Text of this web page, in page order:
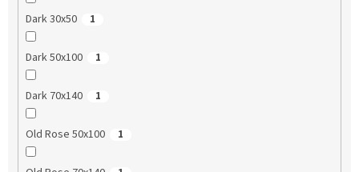
Dark 30x50 1
Dark 50x100 1
Dark 70x140 1
Old Rose 50x100 1